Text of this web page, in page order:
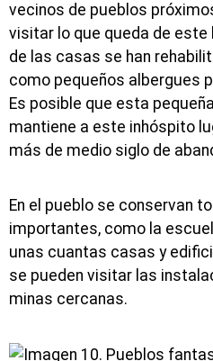
vecinos de pueblos
visitar lo que queda de este
de las casas se han
como pequeños albergues
Es posible que esta
mantiene a este inhóspito
más de medio siglo de
En el pueblo se conservan
importantes, como la
unas cuantas casas y
se pueden visitar las
minas cercanas.